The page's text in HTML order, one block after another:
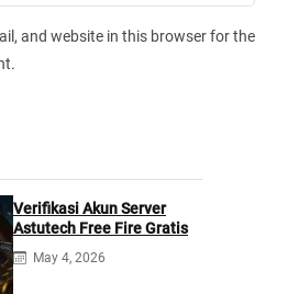
and website in this browser for the
Verifikasi Akun Server
Astutech Free Fire Gratis
May 4, 2026